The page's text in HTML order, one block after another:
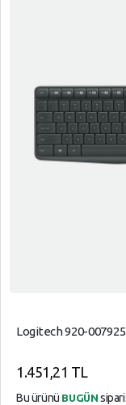
Logitech 920-
1.451,21 TL
Bu ürünü BUGÜN